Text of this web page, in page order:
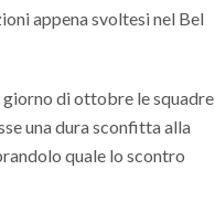
appena svoltesi nel Bel
giorno di ottobre le squadre
una dura sconfitta alla
quale lo scontro